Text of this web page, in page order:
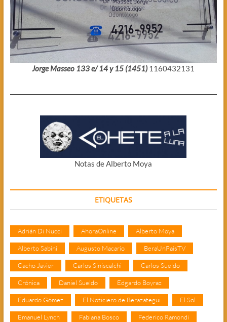
Jorge Masseo 133 e/ 14 y 15 (1451) 1160432131
Notas de Alberto Moya
ETIQUETAS
Adrián Di Nucci AhoraOnline Alberto Moya
Alberto Sabini Augusto Macario BeraUnPaisTV
Cacho Javier Carlos Siniscalchi Carlos Sueldo
Crónica Daniel Sueldo Edgardo Boyraz
Eduardo Gómez El Noticiero de Berazategui El Sol
Emanuel Lynch Fabiana Bosco Federico Ramondi